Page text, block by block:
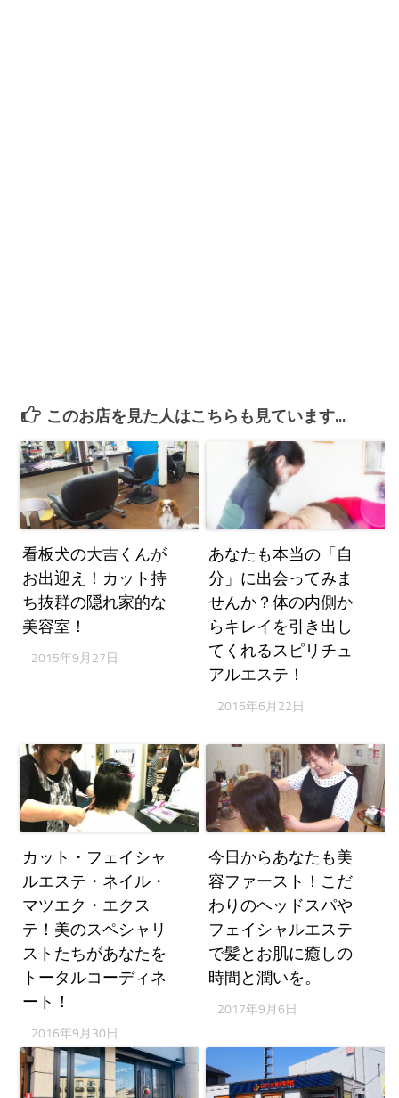
このお店を見た人はこちらも見ています...
看板犬の大吉くんが
お出迎え！カット持
ち抜群の隠れ家的な
美容室！
2015年9月27日
あなたも本当の「自
分」に出会ってみま
せんか？体の内側か
らキレイを引き出し
てくれるスピリチュ
アルエステ！
2016年6月22日
カット・フェイシャ
ルエステ・ネイル・
マツエク・エクス
テ！美のスペシャリ
ストたちがあなたを
トータルコーディネ
ート！
2016年9月30日
今日からあなたも美
容ファースト！こだ
わりのヘッドスパや
フェイシャルエステ
で髪とお肌に癒しの
時間と潤いを。
2017年9月6日